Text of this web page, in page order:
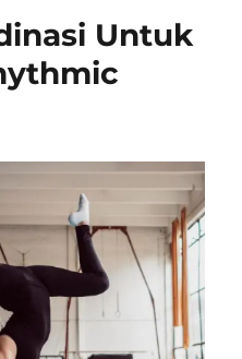
Lapangan
Untuk
Hindari
Untuk